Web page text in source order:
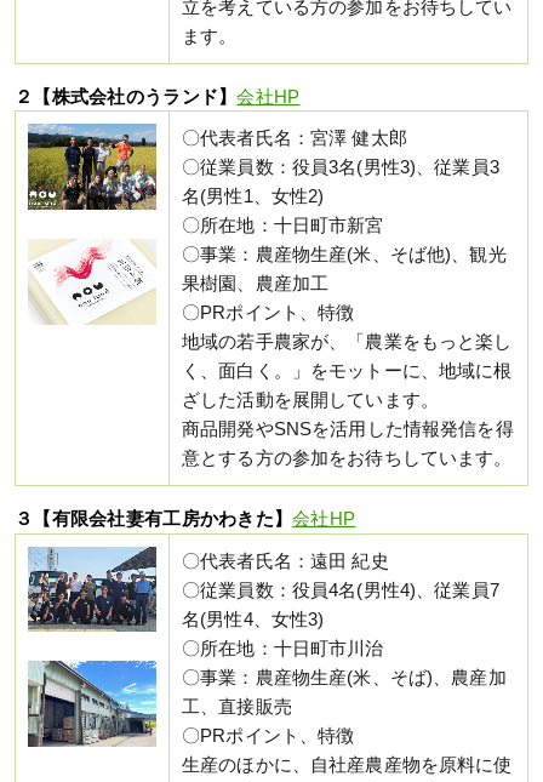
立を考えている方の参加をお待ちしてい
ます。
２【株式会社のうランド】会社HP
〇代表者氏名：宮澤 健太郎
〇従業員数：役員3名(男性3)、従業員3
名(男性1、女性2)
〇所在地：十日町市新宮
〇事業：農産物生産(米、そば他)、観光
果樹園、農産加工
〇PRポイント、特徴
地域の若手農家が、「農業をもっと楽し
く、面白く。」をモットーに、地域に根
ざした活動を展開しています。
商品開発やSNSを活用した情報発信を得
意とする方の参加をお待ちしています。
３【有限会社妻有工房かわきた】会社HP
〇代表者氏名：遠田 紀史
〇従業員数：役員4名(男性4)、従業員7
名(男性4、女性3)
〇所在地：十日町市川治
〇事業：農産物生産(米、そば)、農産加
工、直接販売
〇PRポイント、特徴
生産のほかに、自社産農産物を原料に使